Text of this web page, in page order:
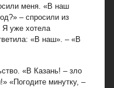
меня. «В наш
– спросили из
Я уже хотела
«В наш». – «В
«В Казань! – зло
«Погодите минутку, –